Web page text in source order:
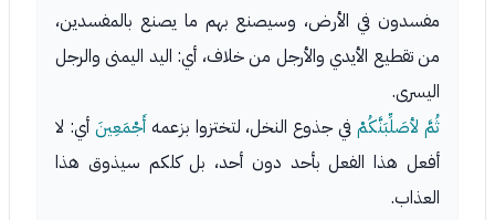
مفسدون في الأرض، وسيصنع بهم ما يصنع بالمفسدين،
من تقطيع الأيدي والأرجل من خلاف، أي: اليد اليمنى والرجل
اليسرى.
ثُمَّ لأصَلِّبَنَّكُمْفي جذوع النخل، لتختزوا بزعمهأَجْمَعِينَ أي: لا
أفعل هذا الفعل بأحد دون أحد، بل كلكم سيذوق هذا
العذاب.